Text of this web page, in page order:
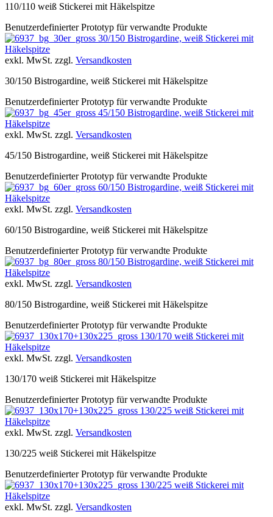
110/110 weiß Stickerei mit Häkelspitze
Benutzerdefinierter Prototyp für verwandte Produkte
30/150 Bistrogardine, weiß Stickerei mit
Häkelspitze
exkl. MwSt. zzgl. Versandkosten
30/150 Bistrogardine, weiß Stickerei mit Häkelspitze
Benutzerdefinierter Prototyp für verwandte Produkte
45/150 Bistrogardine, weiß Stickerei mit
Häkelspitze
exkl. MwSt. zzgl. Versandkosten
45/150 Bistrogardine, weiß Stickerei mit Häkelspitze
Benutzerdefinierter Prototyp für verwandte Produkte
60/150 Bistrogardine, weiß Stickerei mit
Häkelspitze
exkl. MwSt. zzgl. Versandkosten
60/150 Bistrogardine, weiß Stickerei mit Häkelspitze
Benutzerdefinierter Prototyp für verwandte Produkte
80/150 Bistrogardine, weiß Stickerei mit
Häkelspitze
exkl. MwSt. zzgl. Versandkosten
80/150 Bistrogardine, weiß Stickerei mit Häkelspitze
Benutzerdefinierter Prototyp für verwandte Produkte
130/170 weiß Stickerei mit
Häkelspitze
exkl. MwSt. zzgl. Versandkosten
130/170 weiß Stickerei mit Häkelspitze
Benutzerdefinierter Prototyp für verwandte Produkte
130/225 weiß Stickerei mit
Häkelspitze
exkl. MwSt. zzgl. Versandkosten
130/225 weiß Stickerei mit Häkelspitze
Benutzerdefinierter Prototyp für verwandte Produkte
130/225 weiß Stickerei mit
Häkelspitze
exkl. MwSt. zzgl. Versandkosten